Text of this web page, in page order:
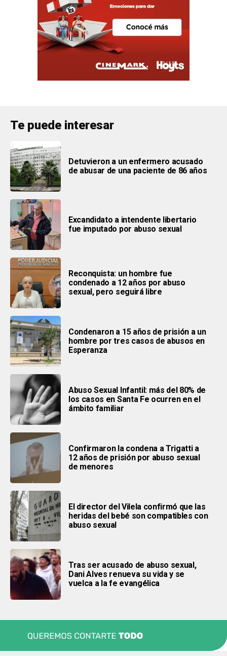
Te puede interesar
Detuvieron a un enfermero acusado
de abusar de una paciente de 86 años
Excandidato a intendente libertario
fue imputado por abuso sexual
Reconquista: un hombre fue
condenado a 12 años por abuso
sexual, pero seguirá libre
Condenaron a 15 años de prisión a un
hombre por tres casos de abusos en
Esperanza
Abuso Sexual Infantil: más del 80% de
los casos en Santa Fe ocurren en el
ámbito familiar
Confirmaron la condena a Trigatti a
12 años de prisión por abuso sexual
de menores
El director del Vilela confirmó que las
heridas del bebé son compatibles con
abuso sexual
Tras ser acusado de abuso sexual,
Dani Alves renueva su vida y se
vuelca a la fe evangélica